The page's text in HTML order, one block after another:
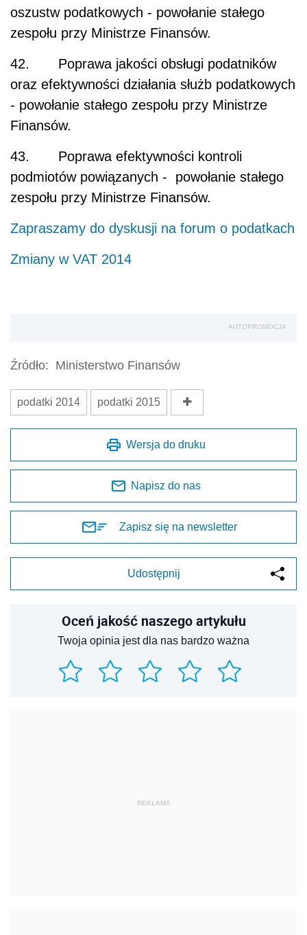
oszustw podatkowych - powołanie stałego
zespołu przy Ministrze Finansów.
42. Poprawa jakości obsługi podatników
oraz efektywności działania służb podatkowych
- powołanie stałego zespołu przy Ministrze
Finansów.
43. Poprawa efektywności kontroli
podmiotów powiązanych - powołanie stałego
zespołu przy Ministrze Finansów.
Zapraszamy do dyskusji na forum o podatkach
Zmiany w VAT 2014
AUTOPROMOCJA
Źródło: Ministerstwo Finansów
podatki 2014 podatki 2015
Wersja do druku
Napisz do nas
Zapisz się na newsletter
Udostępnij
Oceń jakość naszego artykułu
Twoja opinia jest dla nas bardzo ważna
REKLAMA